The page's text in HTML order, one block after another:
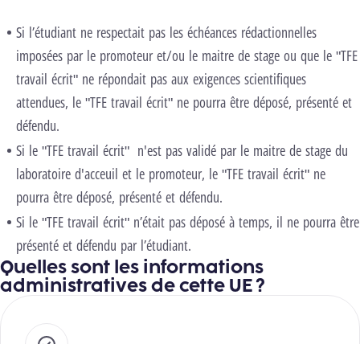
Si l’étudiant ne respectait pas les échéances rédactionnelles
imposées par le promoteur et/ou le maitre de stage ou que le "TFE
travail écrit" ne répondait pas aux exigences scientifiques
attendues, le "TFE travail écrit" ne pourra être déposé, présenté et
défendu.
Si le "TFE travail écrit" n'est pas validé par le maitre de stage du
laboratoire d'acceuil et le promoteur, le "TFE travail écrit" ne
pourra être déposé, présenté et défendu.
Si le "TFE travail écrit" n’était pas déposé à temps, il ne pourra être
présenté et défendu par l’étudiant.
Quelles sont les informations
administratives de cette UE ?